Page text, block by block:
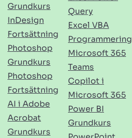
Grundkurs
InDesign
Fortsättning
Photoshop
Grundkurs
Photoshop
Fortsättning
AI i Adobe
Acrobat
Grundkurs
Query
Excel VBA
Programmering
Microsoft 365
Teams
Copilot i
Microsoft 365
Power BI
Grundkurs